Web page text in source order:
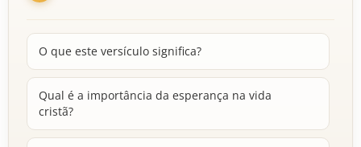
O que este versículo significa?
Qual é a importância da esperança na vida
cristã?